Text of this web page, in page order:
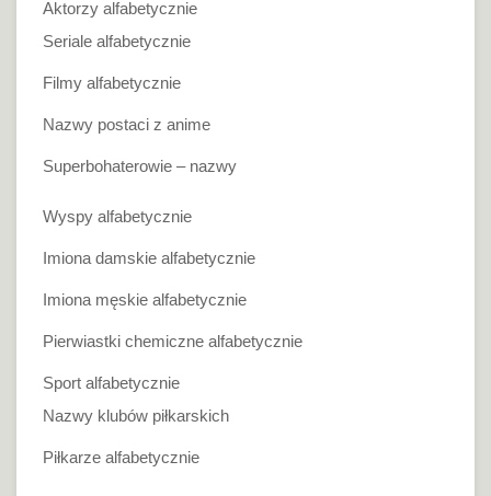
Aktorzy alfabetycznie
Seriale alfabetycznie
Filmy alfabetycznie
Nazwy postaci z anime
Superbohaterowie – nazwy
Wyspy alfabetycznie
Imiona damskie alfabetycznie
Imiona męskie alfabetycznie
Pierwiastki chemiczne alfabetycznie
Sport alfabetycznie
Nazwy klubów piłkarskich
Piłkarze alfabetycznie